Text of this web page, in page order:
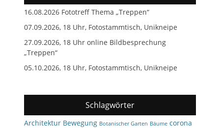
16.08.2026 Fototreff Thema „Treppen“
07.09.2026, 18 Uhr, Fotostammtisch, Unikneipe
27.09.2026, 18 Uhr online Bildbesprechung
„Treppen“
05.10.2026, 18 Uhr, Fotostammtisch, Unikneipe
Schlagwörter
Architektur Bewegung Botanischer Garten Bäume corona